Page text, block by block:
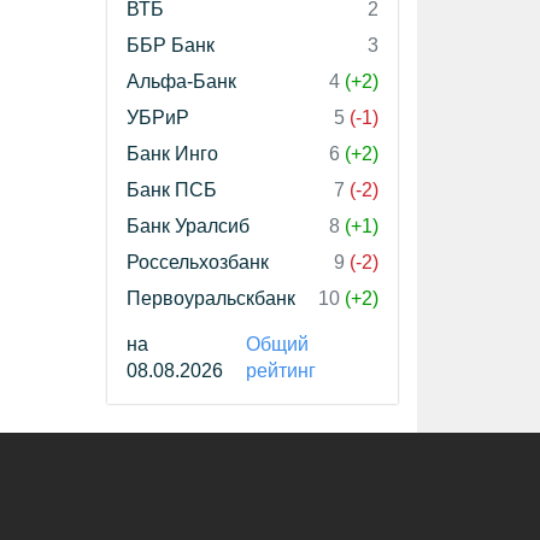
ВТБ
2
ББР Банк
3
Альфа-Банк
4 (+2)
УБРиР
5 (-1)
Банк Инго
6 (+2)
Банк ПСБ
7 (-2)
Банк Уралсиб
8 (+1)
Россельхозбанк
9 (-2)
Первоуральскбанк
10 (+2)
на
08.08.2026
Общий
рейтинг